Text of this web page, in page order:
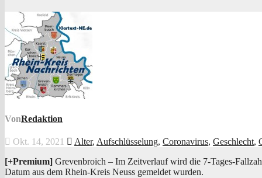
VonRedaktion
Okt. 14, 2021 Alter, Aufschlüsselung, Coronavirus, Geschlecht,
[+Pre­mi­um] Gre­ven­broich – Im Zeit­ver­lauf wird die 7‑Ta­ges-
Datum aus dem Rhein-Kreis Neuss gemel­det wurden.